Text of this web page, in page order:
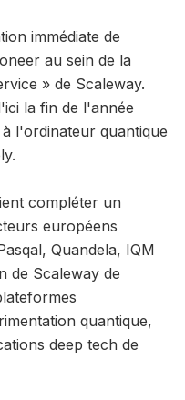
immédiate de
au sein de la
» de Scaleway.
la fin de l'année
l'ordinateur quantique
compléter un
européens
Quandela, IQM
de Scaleway de
quantique,
deep tech de